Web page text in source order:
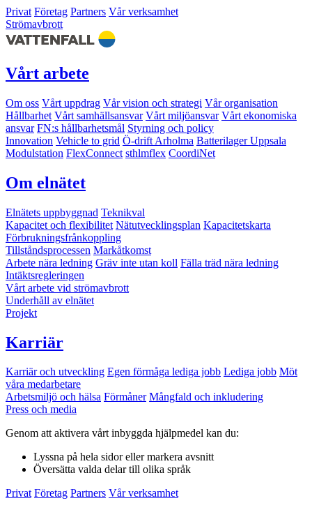
Privat Företag Partners Vår verksamhet
Strömavbrott
Vårt arbete
Om oss Vårt uppdrag Vår vision och strategi Vår organisation
Hållbarhet Vårt samhällsansvar Vårt miljöansvar Vårt ekonomiska
ansvar FN:s hållbarhetsmål Styrning och policy
Innovation Vehicle to grid Ö-drift Arholma Batterilager Uppsala
Modulstation FlexConnect sthlmflex CoordiNet
Om elnätet
Elnätets uppbyggnad Teknikval
Kapacitet och flexibilitet Nätutvecklingsplan Kapacitetskarta
Förbrukningsfrånkoppling
Tillståndsprocessen Markåtkomst
Arbete nära ledning Gräv inte utan koll Fälla träd nära ledning
Intäktsregleringen
Vårt arbete vid strömavbrott
Underhåll av elnätet
Projekt
Karriär
Karriär och utveckling Egen förmåga lediga jobb Lediga jobb Möt
våra medarbetare
Arbetsmiljö och hälsa Förmåner Mångfald och inkludering
Press och media
Genom att aktivera vårt inbyggda hjälpmedel kan du:
Lyssna på hela sidor eller markera avsnitt
Översätta valda delar till olika språk
Privat Företag Partners Vår verksamhet